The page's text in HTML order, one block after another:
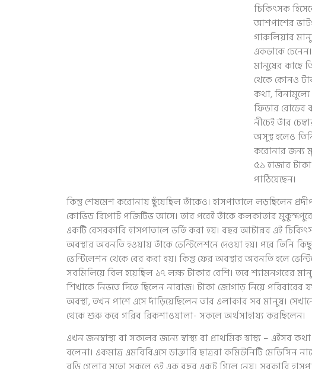
চিকিৎসক
আশপাশের
গারুলিয়ার
একডাকে
মানুষের কাছে
থেকে কোনও
কথা,
ফিডার রোডের
নীচেই তাঁর
অসুস্থ হলেও
করোনার জন্য
৫১ হাজার
পাঠিয়েছেন।
কিন্তু শেষমেশ করোনায় ছুঁয়েছিল তাঁকেও। হাসপাতালে লড়ছিলেন
কোভিড রিপোর্ট পজিটিভ আসে। তার পরেই তাঁকে কলকাতার
একটি বেসরকারি হাসপাতালে ভর্তি করা হয়। বছর আটান্নর এই
অবস্থার অবনতি হওয়ায় তাঁকে ভেন্টিলেশনে দেওয়া হয়। পরে তিনি
ভেন্টিলেশন থেকে বের করা হয়। কিন্তু ফের অবস্থার অবনতি হলে
সবমিলিয়ে বিল হয়েছিল ১৭ লক্ষ টাকার বেশি। তবে শ্যামনগরের
শিখাকে নিভতে দিতে ছিলেন নারাজ। টাকা জোগাড় নিয়ে
অবস্থা, তখন পাশে এসে দাঁড়িয়েছিলেন তার এলাকার সব মানুষ।
থেকে শুরু করে গরিব রিকশাওয়ালা- সকলে অর্থসাহায্য করছিলেন।
এখন জনস্বাস্থ্য বা সকলের জন্যে স্বাস্থ্য বা প্রাথমিক স্বাস্থ্য –
বলেনা। একমাত্র এমবিবিএসে ডাক্তারি ছাত্ররা কমিউনিটি মেডিসিন